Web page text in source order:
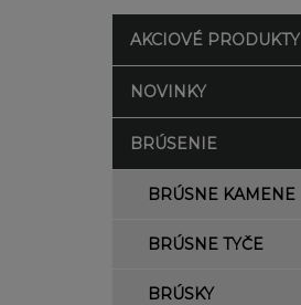
AKCIOVÉ PRODUKTY
NOVINKY
BRÚSENIE
BRÚSNE KAMENE
BRÚSNE TYČE
BRÚSKY